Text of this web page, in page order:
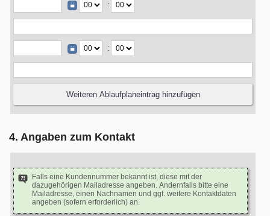
:
:
4. Angaben zum Kontakt
Falls eine Kundennummer bekannt ist, diese mit der
dazugehörigen Mailadresse angeben. Andernfalls bitte eine
Mailadresse, einen Nachnamen und ggf. weitere Kontaktdaten
angeben (sofern erforderlich) an.